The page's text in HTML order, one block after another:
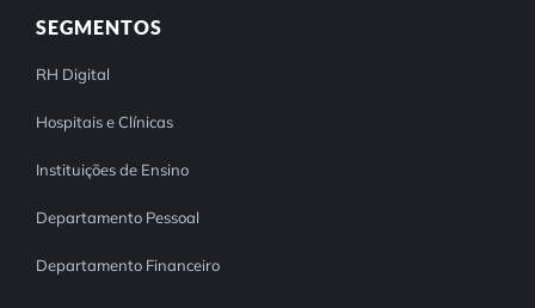
SEGMENTOS
RH Digital
Hospitais e Clínicas
Instituições de Ensino
Departamento Pessoal
Departamento Financeiro